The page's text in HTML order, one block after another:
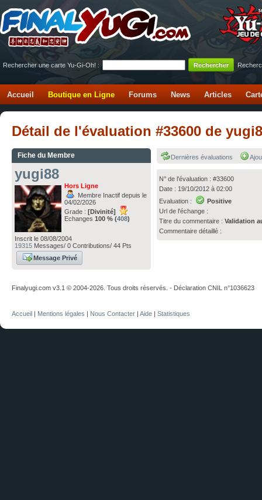
Rechercher une carte Yu-Gi-Oh! :
Accueil Boutique en Ligne Forums News Articles
Détail de l'évaluation #33600 de
Fiche du Membre
yugi88
Hors Ligne
Membre Inactif depuis le
04/02/2026
Grade : [Divinité]
Echanges 100 % (408)
Inscrit le 08/08/2004
19315 Messages/ 0 Contributions/ 44 Pts
Message Privé
Dernières évaluations
N° de l'évaluation : #33600
Date : 19/10/2012 à 02:00
Evaluation :
Positive
Url de l'échange :
Titre du commentaire :Validation
Commentaire détaillé :
Finalyugi.com v3.1 © 2004-2026. Tous droits réservés. - Déclaration CNIL n°1036623
Accueil | Mentions légales | Nous Contacter | Aide | Statistiques